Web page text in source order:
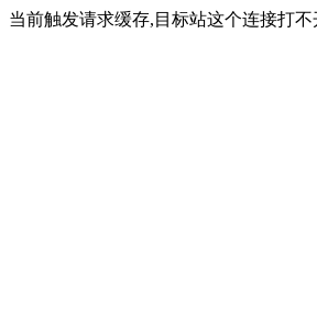
当前触发请求缓存,目标站这个连接打